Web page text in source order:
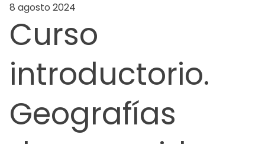
8 agosto 2024
Curso
introductorio.
Geografías